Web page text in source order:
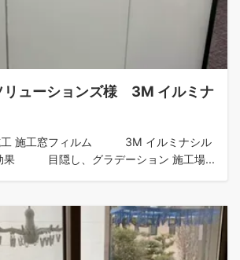
リューションズ様 3Ⅿ イルミナ
工 施工窓フィルム 3Ⅿ イルミナシル
果 目隠し、グラデーション 施工場...